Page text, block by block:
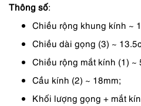
Thông số:
Chiều rộng khung kính ~
Chiều dài gọng (3) ~
Chiều rộng mắt kính (1) ~
Cầu kính (2) ~ 18mm;
Khối lượng gọng + mắt